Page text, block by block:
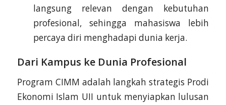
langsung relevan dengan kebutuhan
profesional, sehingga mahasiswa lebih
percaya diri menghadapi dunia kerja.
Dari Kampus ke Dunia Profesional
Program CIMM adalah langkah strategis Prodi
Ekonomi Islam UII untuk menyiapkan lulusan